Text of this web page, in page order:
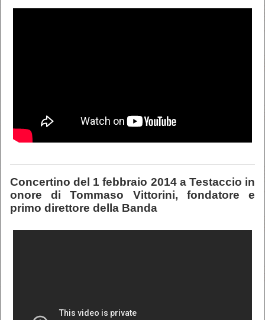
Concertino del 1 febbraio 2014 a Testaccio in
onore di Tommaso Vittorini, fondatore e
primo direttore della Banda